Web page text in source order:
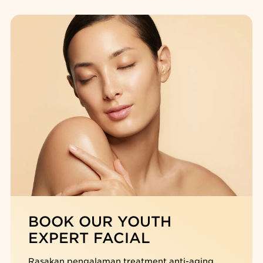
larut minyak (lipidik), sehingga mudah menyerap ke
dalam kulit. Fase minyaknya didukung oleh Teknologi
Tri-Oil Ringan eksklusif dari Clarins — perpaduan tiga
minyak tanaman alami yang kuat namun cepat
menguap, meninggalkan sensasi segar dan ringan tanpa
residu berminyak.
Riset kosmetik di bidang epigenetik menunjukkan
bahwa 85% penuaan kulit disebabkan oleh gaya hidup
dan faktor lingkungan. Dari 800 plant extracts,
laboratorium Clarins membuktikan bahwa ekstrak
Organic Giant Provençal Reed, yang kaya akan polifenol
dan flavonoid dapat membantu meningkatkan daya
tahan kulit terhadap Epi-Aging yang terkait dengan
pola makan, olahraga, paparan sinar UV, polusi, dan
BOOK OUR YOUTH
EXPERT FACIAL